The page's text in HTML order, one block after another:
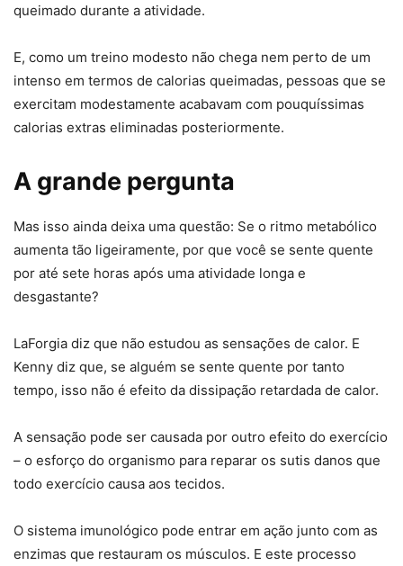
queimado durante a atividade.
E, como um treino modesto não chega nem perto de um
intenso em termos de calorias queimadas, pessoas que se
exercitam modestamente acabavam com pouquíssimas
calorias extras eliminadas posteriormente.
A grande pergunta
Mas isso ainda deixa uma questão: Se o ritmo metabólico
aumenta tão ligeiramente, por que você se sente quente
por até sete horas após uma atividade longa e
desgastante?
LaForgia diz que não estudou as sensações de calor. E
Kenny diz que, se alguém se sente quente por tanto
tempo, isso não é efeito da dissipação retardada de calor.
A sensação pode ser causada por outro efeito do exercício
– o esforço do organismo para reparar os sutis danos que
todo exercício causa aos tecidos.
O sistema imunológico pode entrar em ação junto com as
enzimas que restauram os músculos. E este processo